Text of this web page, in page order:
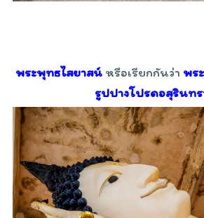
พระพุทธไสยาสน์ หรือเรียกกันว่า พร
รูปปางโปรดอสุรินท